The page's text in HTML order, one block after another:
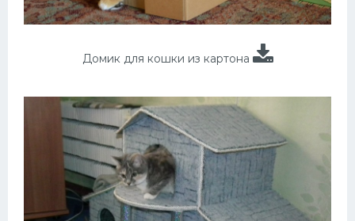
Домик для кошки из картона